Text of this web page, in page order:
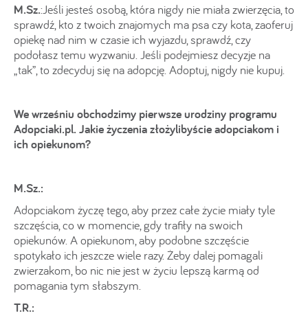
M.Sz.:Jeśli jesteś osobą, która nigdy nie miała zwierzęcia, to
sprawdź, kto z twoich znajomych ma psa czy kota, zaoferuj
opiekę nad nim w czasie ich wyjazdu, sprawdź, czy
podołasz temu wyzwaniu. Jeśli podejmiesz decyzje na
„tak”, to zdecyduj się na adopcję. Adoptuj, nigdy nie kupuj.
We wrześniu obchodzimy pierwsze urodziny programu
Adopciaki.pl. Jakie życzenia złożylibyście adopciakom i
ich opiekunom?
M.Sz.:
Adopciakom życzę tego, aby przez całe życie miały tyle
szczęścia, co w momencie, gdy trafiły na swoich
opiekunów. A opiekunom, aby podobne szczęście
spotykało ich jeszcze wiele razy. Żeby dalej pomagali
zwierzakom, bo nic nie jest w życiu lepszą karmą od
pomagania tym słabszym.
T.R.: